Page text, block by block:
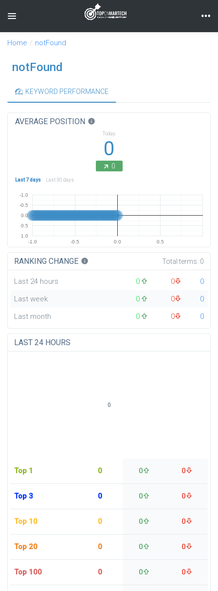
Toggle navigation
Home notFound
notFound
KEYWORD PERFORMANCE
AVERAGE POSITION info
Today
0
0
Last 7 days Last 30 days
-1.0 -0.5 0.0 0.5
-1.0
-0.5
0.0
0.5
1.0
RANKING CHANGE info Total terms: 0
Last 24 hours 0 0
0
Last week
0 0
0
Last month
0 0 0
LAST 24 HOURS
Top 1 0 0 0
Top 3 0 0 0
Top 10 0 0 0
Top 20 0 0 0
Top 100 0 0 0
0